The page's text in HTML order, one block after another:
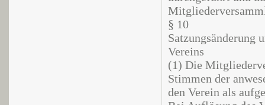
§ 10
Satzungsänderung
Vereins
(1) Die
Stimmen der
den Verein als